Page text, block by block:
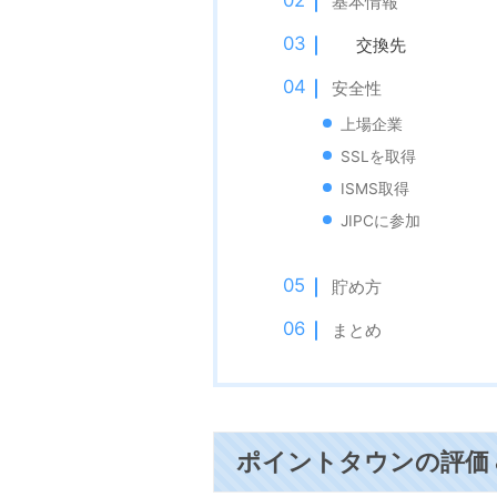
交換先
安全性
上場企業
SSLを取得
ISMS取得
JIPCに参加
貯め方
まとめ
ポイントタウンの評価